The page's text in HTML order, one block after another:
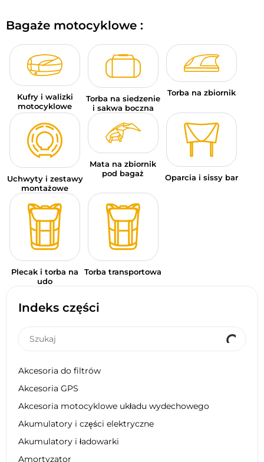
Indeks części
Akcesoria do filtrów
Akcesoria GPS
Akcesoria motocyklowe układu wydechowego
Akumulatory i części elektryczne
Akumulatory i ładowarki
Amortyzator
Bagaże motocyklowe :
Kufry i walizki
motocyklowe
Torba na siedzenie
i sakwa boczna
Torba na zbiornik
Uchwyty i zestawy
montażowe
Mata na zbiornik
pod bagaż
Oparcia i sissy bar
Plecak i torba na
udo
Torba transportowa